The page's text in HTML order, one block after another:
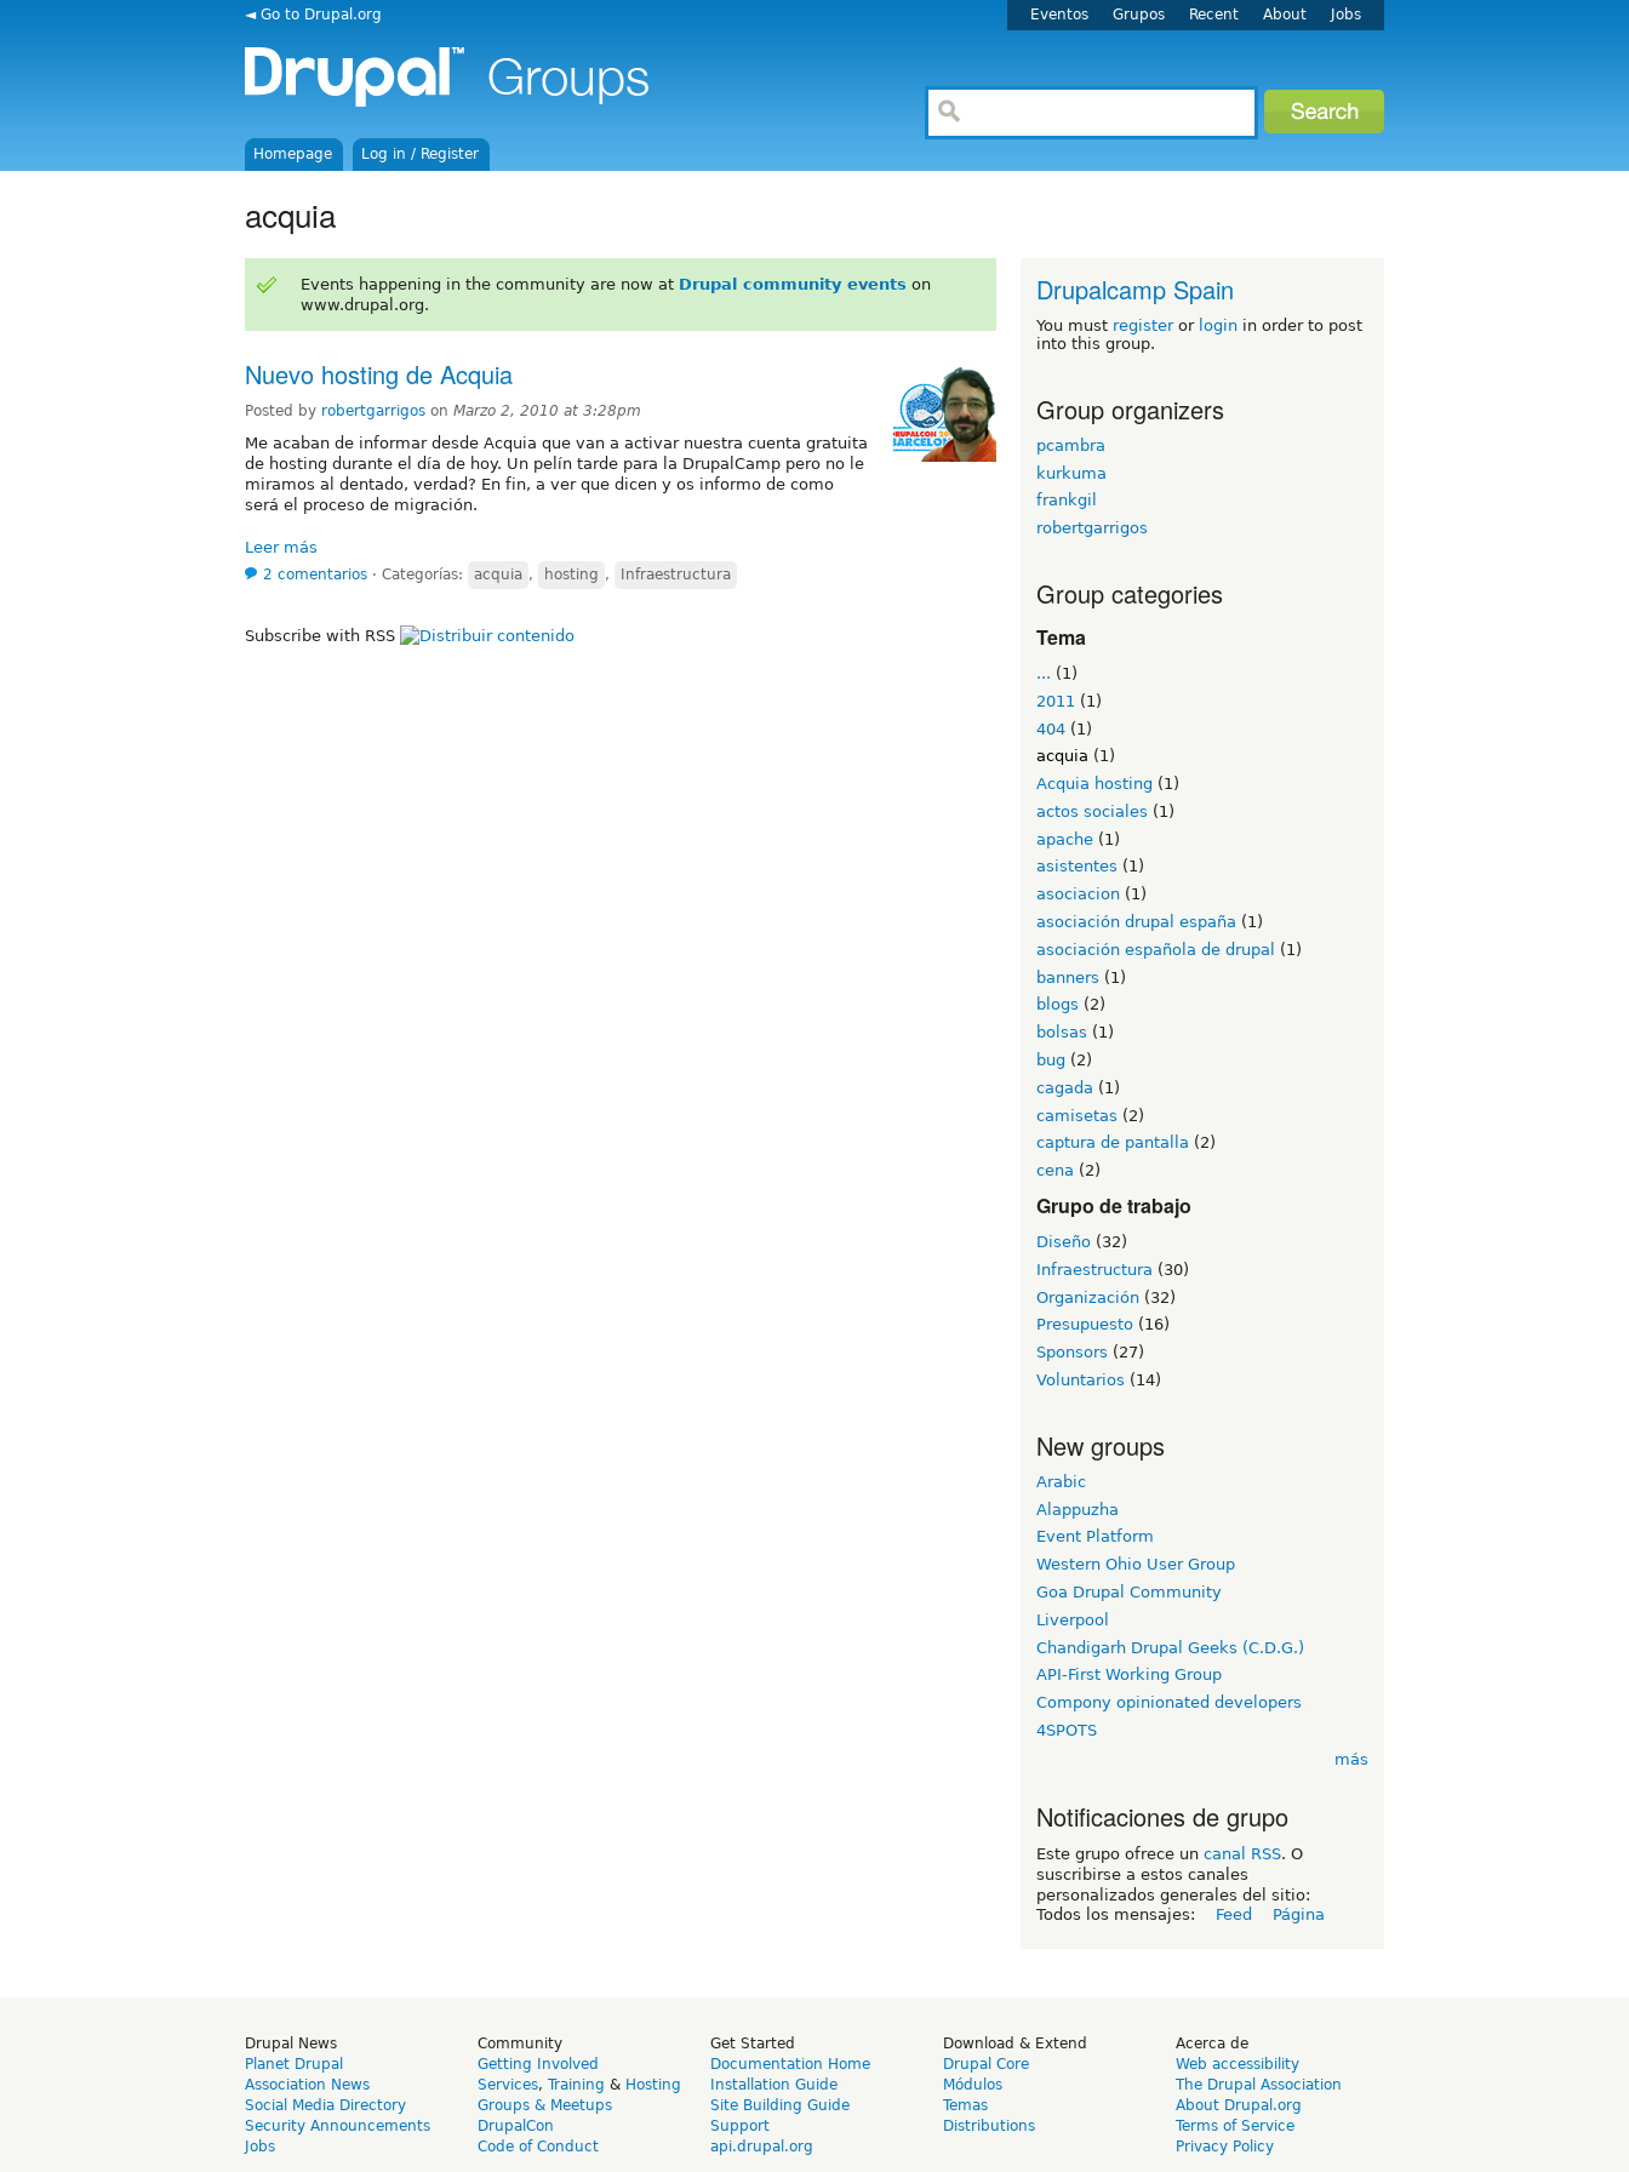
◄ Go to Drupal.org Eventos Grupos Recent About Jobs
Homepage Log in / Register
acquia
Events happening in the community are now at Drupal community events on
www.drupal.org.
Nuevo hosting de Acquia
Posted by robertgarrigos on Marzo 2, 2010 at 3:28pm
Me acaban de informar desde Acquia que van a activar nuestra cuenta gratuita
de hosting durante el día de hoy. Un pelín tarde para la DrupalCamp pero no le
miramos al dentado, verdad? En fin, a ver que dicen y os informo de como
será el proceso de migración.
Leer más
2 comentarios ⋅ Categorías: acquia , hosting , Infraestructura
Subscribe with RSS
Drupalcamp Spain
You must registeror login in order to post
into this group.
Group organizers
pcambra
kurkuma
frankgil
robertgarrigos
Group categories
Tema
... (1)
2011 (1)
404 (1)
acquia (1)
Acquia hosting (1)
actos sociales (1)
apache (1)
asistentes (1)
asociacion (1)
asociación drupal españa (1)
asociación española de drupal
(1)
banners (1)
blogs (2)
bolsas (1)
bug (2)
cagada (1)
camisetas (2)
captura de pantalla (2)
cena (2)
Grupo de trabajo
Diseño (32)
Infraestructura (30)
Organización (32)
Presupuesto (16)
Sponsors (27)
Voluntarios (14)
New groups
Arabic
Alappuzha
Event Platform
Western Ohio User Group
Goa Drupal Community
Liverpool
Chandigarh Drupal Geeks (C.D.G.)
API-First Working Group
Compony opinionated developers
4SPOTS
más
Notificaciones de grupo
Este grupo ofrece un canal RSS. O
suscribirse a estos canales
personalizados generales del sitio:
Todos los mensajes:
Feed Página
Drupal News
Planet Drupal
Association News
Social Media Directory
Security Announcements
Jobs
Community
Getting Involved
Services, Training & Hosting
Groups & Meetups
DrupalCon
Code of Conduct
Get Started
Documentation Home
Installation Guide
Site Building Guide
Support
api.drupal.org
Download & Extend
Drupal Core
Módulos
Temas
Distributions
Acerca de
Web accessibility
The Drupal Association
About Drupal.org
Terms of Service
Privacy Policy